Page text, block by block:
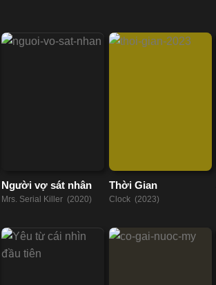
Người vợ sát nhân
Mrs. Serial Killer (2020)
Thời Gian
Clock (2023)